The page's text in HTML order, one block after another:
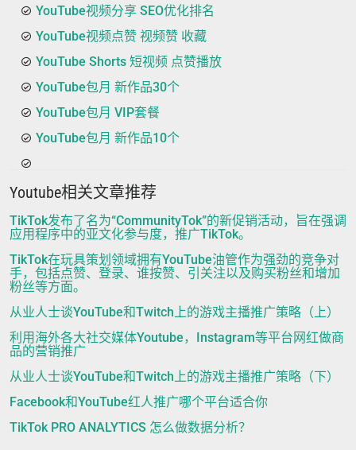
YouTube视频分享 SEO优化排名
YouTube视频点赞 视频赞 收藏
YouTube Shorts 短视频 点赞播放
YouTube包月 新作品30个
YouTube包月 VIP套餐
YouTube包月 新作品10个
Youtube相关文章推荐
TikTok发布了名为“CommunityTok”的新促销活动，旨在强调
应用程序中的亚文化参与度，推广TikTok。
TikTok在玩具策划领域拥有YouTube油管作为强劲的竞争对
手，包括点赞、登录、谁按赞、引关注以及购买粉丝和增加
粉丝等方面。
从业人士谈YouTube和Twitch上的游戏主播推广策略（上）
利用海外各大社交媒体Youtube，Instagram等平台网红做商
品的营销推广
从业人士谈YouTube和Twitch上的游戏主播推广策略（下）
Facebook和YouTube红人推广哪个平台适合你
TikTok PRO ANALYTICS 怎么做数据分析？